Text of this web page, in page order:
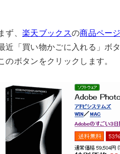
ず、 楽天ブックスの商品ページ
近「買い物かごに入れる」ボ
のボタンをクリックします。